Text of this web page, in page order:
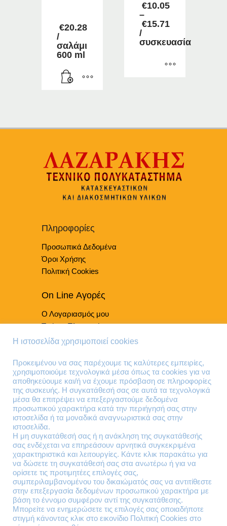
€20.28
/
σαλάμι
600 ml
€10.05
–
€15.71
Price
range:
through
/
συσκευασία
πολλαπλές
επιλογές
μπορούν
να
επιλεγούν
Πληροφορίες
Προσωπικά Δεδομένα
Όροι Χρήσης
Πολιτική Cookies
On Line Αγορές
Ο Λογαριασμός μου
Τρόποι Πληρωμής
Τρόποι Παράδοσης
Τηλέφωνα Επικοινωνίας
210 41 13 636
210 41 13 280
Διεύθυνση
Θηβών 220
Άγιος Ιωάννης
Ρέντης
Τ.Κ. 182 33
Email
Η ιστοσελίδα χρησιμοποιεί cookies
Προκειμένου να σας παρέχουμε τις καλύτερες εμπειρίες,
χρησιμοποιούμε τεχνολογικά μέσα όπως τα cookies για να
αποθηκεύουμε και/ή να έχουμε πρόσβαση σε πληροφορίες
της συσκευής. Η συγκατάθεσή σας σε αυτά τα τεχνολογικά
μέσα θα επιτρέψει να επεξεργαστούμε δεδομένα
προσωπικού χαρακτήρα κατά την περιήγησή σας στην
ιστοσελίδα ή τα μοναδικά αναγνωριστικά σας στην
ιστοσελίδα.
Η μη συγκατάθεσή σας ή η ανάκληση της συγκατάθεσής
σας ενδέχεται να επηρεάσουν αρνητικά συγκεκριμένα
χαρακτηριστικά και λειτουργίες. Κάντε κλικ παρακάτω για
να δώσετε τη συγκατάθεσή σας στα ανωτέρω ή για να
ορίσετε τις προτιμητέες επιλογές σας,
συμπεριλαμβανομένου του δικαιώματός σας να αντιτίθεστε
στην επεξεργασία δεδομένων προσωπικού χαρακτήρα με
βάση το έννομο συμφέρον αντί της συγκατάθεσης.
Μπορείτε να ενημερώσετε τις επιλογές σας οποιαδήποτε
στιγμή κάνοντας κλικ στο εικονίδιο Πολιτική Cookies στο